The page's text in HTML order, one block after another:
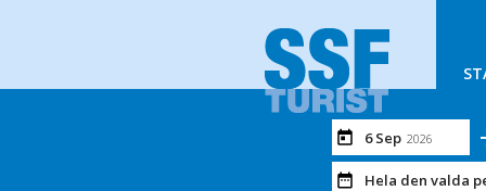
6 Sep 2026
Hela den valda